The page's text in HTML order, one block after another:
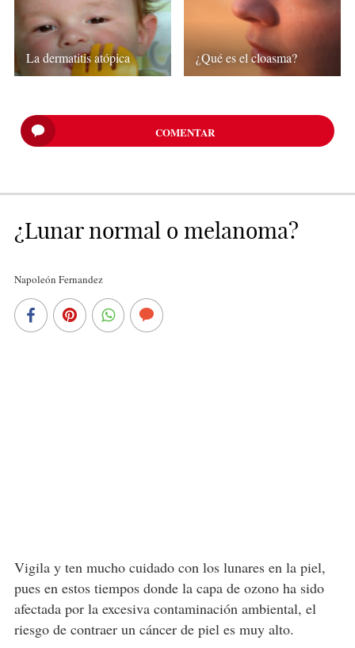
La dermatitis atópica ¿Qué es el cloasma?
COMENTAR
¿Lunar normal o melanoma?
Napoleón Fernandez
Vigila y ten mucho cuidado con los lunares en la piel,
pues en estos tiempos donde la capa de ozono ha sido
afectada por la excesiva contaminación ambiental, el
riesgo de contraer un cáncer de piel es muy alto.